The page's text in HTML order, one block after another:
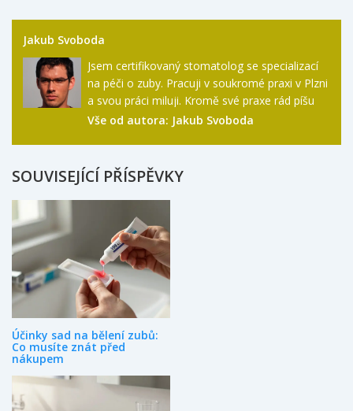
Jakub Svoboda
Jsem certifikovaný stomatolog se specializací
na péči o zuby. Pracuji v soukromé praxi v Plzni
a svou práci miluji. Kromě své praxe rád píšu
odborné články o péči o zuby, abych vzdělával
přírody.
Vše od autora: Jakub Svoboda
SOUVISEJÍCÍ PŘÍSPĚVKY
Účinky sad na bělení zubů:
Co musíte znát před
nákupem